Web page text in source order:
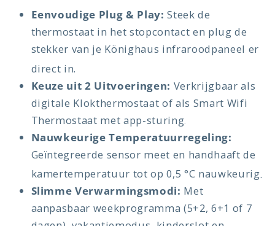
Eenvoudige Plug & Play: Steek de
thermostaat in het stopcontact en plug de
stekker van je Könighaus infraroodpaneel er
direct in.
Keuze uit 2 Uitvoeringen: Verkrijgbaar als
digitale Klokthermostaat of als Smart Wifi
Thermostaat met app-sturing.
Nauwkeurige Temperatuurregeling:
Geïntegreerde sensor meet en handhaaft de
kamertemperatuur tot op 0,5 °C nauwkeurig.
Slimme Verwarmingsmodi: Met
aanpasbaar weekprogramma (5+2, 6+1 of 7